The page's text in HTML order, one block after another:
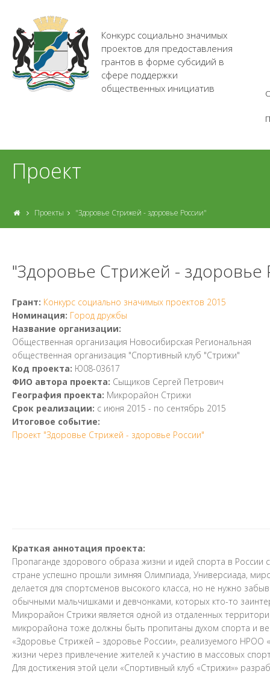
Конкурс социально значимых
проектов для предоставления
грантов в форме субсидий в
сфере поддержки
общественных инициатив
Проект
Проекты "Здоровье Стрижей - здоровье России"
"Здоровье Стрижей - здоровье
Грант: Конкурс социально значимых проектов 2015
Номинация: Город дружбы
Название организации:
Общественная организация Новосибирская Региональная
общественная организация "Спортивный клуб "Стрижи"
Код проекта: Ю08-03617
ФИО автора проекта: Сыщиков Сергей Петрович
География проекта: Микрорайон Стрижи
Срок реализации: с июня 2015 - по сентябрь 2015
Итоговое событие:
Проект "Здоровье Стрижей - здоровье России"
Краткая аннотация проекта:
Пропаганде здорового образа жизни и идей спорта в России
стране успешно прошли зимняя Олимпиада, Универсиада,
делается для спортсменов высокого класса, но не нужно
обычными мальчишками и девчонками, которых кто-то
Микрорайон Стрижи является одной из отдаленных
микрорайона тоже должны быть пропитаны духом спорта и
«Здоровье Стрижей – здоровье России», реализуемого НРОО
жизни через привлечение жителей к участию в массовых
Для достижения этой цели «Спортивный клуб «Стрижи»»